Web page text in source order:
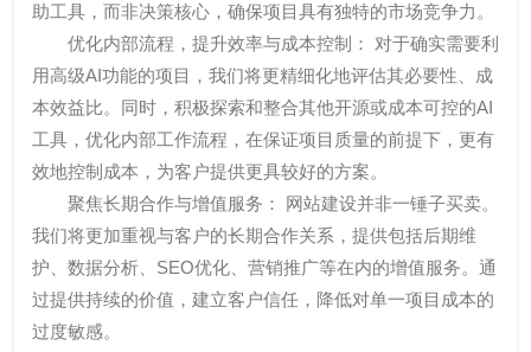
助工具，而非决策核心，确保项目具有独特的市场竞争力。
优化内部流程，提升效率与成本控制： 对于确实需要利
用高级AI功能的项目，我们将更精细化地评估其必要性、成
本效益比。同时，积极探索和整合其他开源或成本可控的AI
工具，优化内部工作流程，在保证项目质量的前提下，更有
效地控制成本，为客户提供更具较好的方案。
聚焦长期合作与增值服务： 网站建设并非一锤子买卖。
我们将更加重视与客户的长期合作关系，提供包括后期维
护、数据分析、SEO优化、营销推广等在内的增值服务。通
过提供持续的价值，建立客户信任，降低对单一项目成本的
过度敏感。